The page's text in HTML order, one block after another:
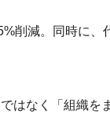
削減。同時に、
はなく「組織を